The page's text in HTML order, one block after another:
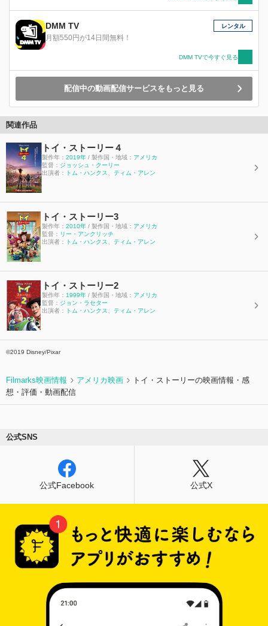
ックスの連続！
DMM TV
月額550円が14日間無料！
レンタル
DMM TVで今すぐ見る
配信中の動画配信サービスをもっと見る
関連作品
トイ・ストーリー４
製作年： 2019年 / 製作国・地域： アメリカ
監督： ジョッシュ・クーリー
出演者：
トム・ハンクス、 ティム・アレン
トイ・ストーリー3
製作年： 2010年 / 製作国・地域： アメリカ
監督： リー・アンクリッチ
出演者：
トム・ハンクス、 ティム・アレン
トイ・ストーリー2
製作年： 1999年 / 製作国・地域： アメリカ
監督： ジョン・ラセター
出演者：
トム・ハンクス、 ティム・アレン
©2019 Disney/Pixar
Filmarks映画情報 アメリカ映画
トイ・ストーリーの映画情報・感
想・評価・動画配信
公式SNS
公式Facebook 公式X